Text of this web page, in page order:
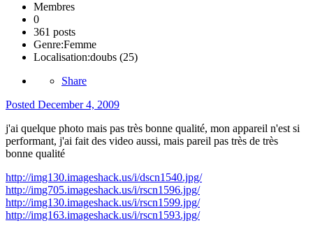
Membres
0
361 posts
Genre:Femme
Localisation:doubs (25)
Share
Posted December 4, 2009
j'ai quelque photo mais pas très bonne qualité, mon appareil n'est si
performant, j'ai fait des video aussi, mais pareil pas très de très
bonne qualité
http://img130.imageshack.us/i/dscn1540.jpg/
http://img705.imageshack.us/i/rscn1596.jpg/
http://img130.imageshack.us/i/rscn1599.jpg/
http://img163.imageshack.us/i/rscn1593.jpg/